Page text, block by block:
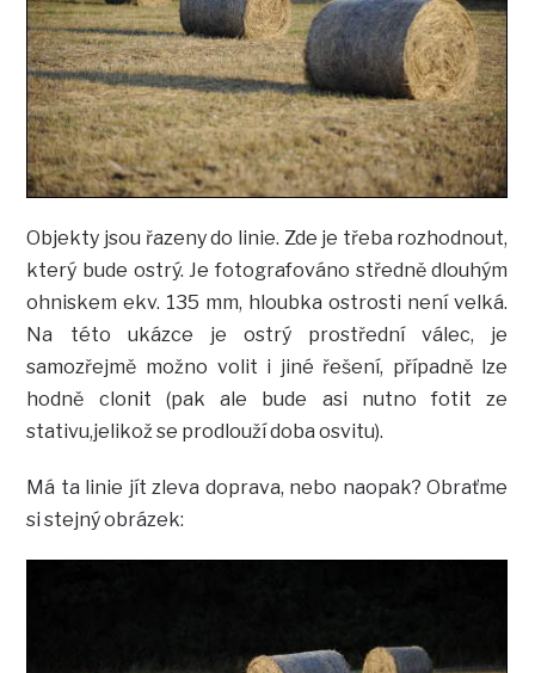
Objekty jsou řazeny do linie. Zde je třeba rozhodnout,
který bude ostrý. Je fotografováno středně dlouhým
ohniskem ekv. 135 mm, hloubka ostrosti není velká.
Na této ukázce je ostrý prostřední válec, je
samozřejmě možno volit i jiné řešení, případně lze
hodně clonit (pak ale bude asi nutno fotit ze
stativu,jelikož se prodlouží doba osvitu).
Má ta linie jít zleva doprava, nebo naopak? Obraťme
si stejný obrázek: